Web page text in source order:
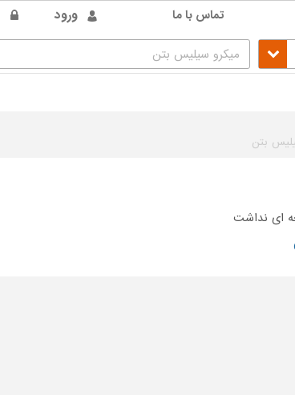
ورود تماس با ما
بتن
ای نداشت